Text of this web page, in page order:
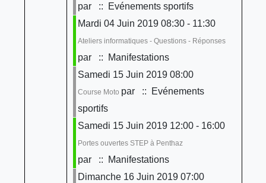
par
:: Evénements sportifs
Mardi 04 Juin 2019 08:30 - 11:30
Ateliers informatiques - Questions - Réponses
par
:: Manifestations
Samedi 15 Juin 2019 08:00
Course Moto par
:: Evénements
sportifs
Samedi 15 Juin 2019 12:00 - 16:00
Portes ouvertes STEP à Penthaz
par
:: Manifestations
Dimanche 16 Juin 2019 07:00